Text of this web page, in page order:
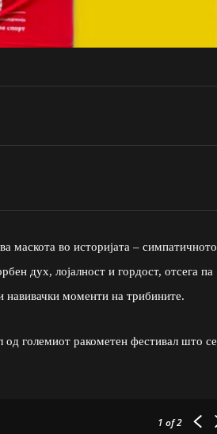
маскота во историјата – симпатичното
дух, лојалност и гордост, отсега па
навивачки моменти на трибините.
од големиот ракометен фестивал што се
1 of 2